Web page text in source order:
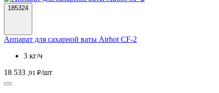
185324
Аппарат для сахарной ваты Airhot CF-2
3 кг/ч
18 533 ,91 ₽/шт